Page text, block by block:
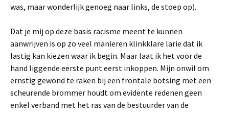
was, maar wonderlijk genoeg naar links, de stoep op).
Dat je mij op deze basis racisme meent te kunnen
aanwrijven is op zo veel manieren klinkklare larie dat ik
lastig kan kiezen waar ik begin. Maar laat ik het voor de
hand liggende eerste punt eerst inkoppen. Mijn onwil om
ernstig gewond te raken bij een frontale botsing met een
scheurende brommer houdt om evidente redenen geen
enkel verband met het ras van de bestuurder van de